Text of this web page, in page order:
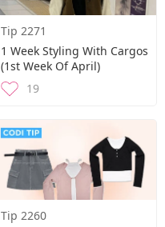
Tip 2271
1 Week Styling With Cargos
(1st Week Of April)
19
Tip 2260